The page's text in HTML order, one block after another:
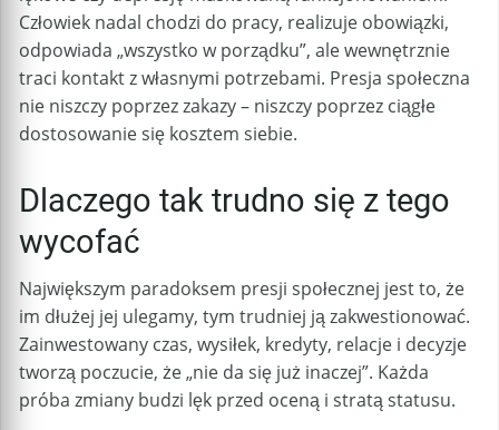
Człowiek nadal chodzi do pracy, realizuje obowiązki,
odpowiada „wszystko w porządku”, ale wewnętrznie
traci kontakt z własnymi potrzebami. Presja społeczna
nie niszczy poprzez zakazy – niszczy poprzez ciągłe
dostosowanie się kosztem siebie.
Dlaczego tak trudno się z tego
wycofać
Największym paradoksem presji społecznej jest to, że
im dłużej jej ulegamy, tym trudniej ją zakwestionować.
Zainwestowany czas, wysiłek, kredyty, relacje i decyzje
tworzą poczucie, że „nie da się już inaczej”. Każda
próba zmiany budzi lęk przed oceną i stratą statusu.